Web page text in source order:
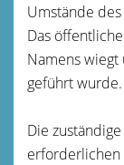
Umstände
Das
Namens
geführt wurde.
Die
erforderlichen